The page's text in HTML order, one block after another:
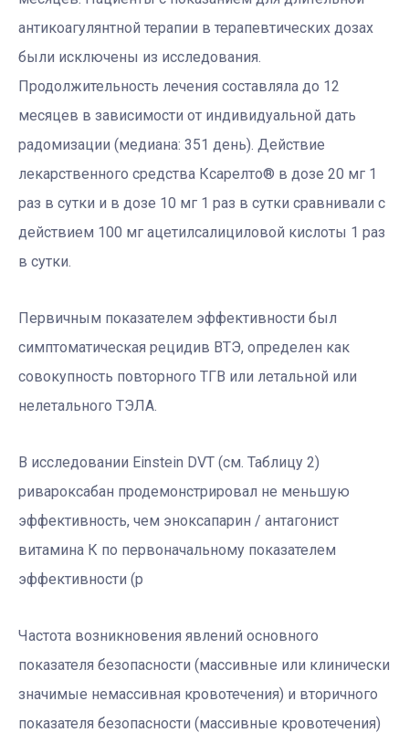
антикоагулянтной терапии в терапевтических дозах
были исключены из исследования.
Продолжительность лечения составляла до 12
месяцев в зависимости от индивидуальной дать
радомизации (медиана: 351 день). Действие
лекарственного средства Ксарелто® в дозе 20 мг 1
раз в сутки и в дозе 10 мг 1 раз в сутки сравнивали с
действием 100 мг ацетилсалициловой кислоты 1 раз
в сутки.
Первичным показателем эффективности был
симптоматическая рецидив ВТЭ, определен как
совокупность повторного ТГВ или летальной или
нелетального ТЭЛА.
В исследовании Einstein DVT (см. Таблицу 2)
ривароксабан продемонстрировал не меньшую
эффективность, чем эноксапарин / антагонист
витамина К по первоначальному показателем
эффективности (р
Частота возникновения явлений основного
показателя безопасности (массивные или клинически
значимые немассивная кровотечения) и вторичного
показателя безопасности (массивные кровотечения)